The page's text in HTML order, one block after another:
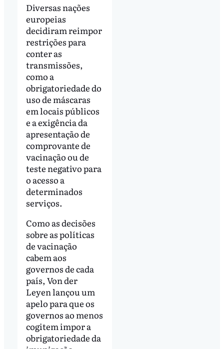
Diversas nações
europeias
decidiram reimpor
restrições para
conter as
transmissões,
como a
obrigatoriedade do
uso de máscaras
em locais públicos
e a exigência da
apresentação de
comprovante de
vacinação ou de
teste negativo para
o acesso a
determinados
serviços.
Como as decisões
sobre as políticas
de vacinação
cabem aos
governos de cada
país, Von der
Leyen lançou um
apelo para que os
governos ao menos
cogitem impor a
obrigatoriedade da